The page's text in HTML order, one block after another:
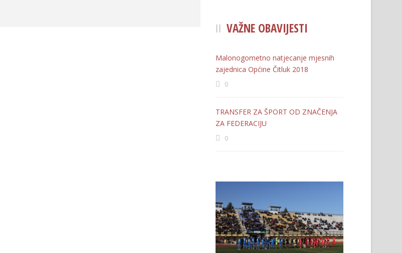
VAŽNE OBAVIJESTI
Malonogometno natjecanje mjesnih
zajednica Općine Čitluk 2018
0
TRANSFER ZA ŠPORT OD ZNAČENJA
ZA FEDERACIJU
0